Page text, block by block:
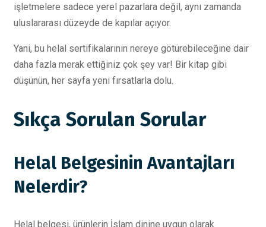
işletmelere sadece yerel pazarlara değil, aynı zamanda
uluslararası düzeyde de kapılar açıyor.
Yani, bu helal sertifikalarının nereye götürebileceğine dair
daha fazla merak ettiğiniz çok şey var! Bir kitap gibi
düşünün, her sayfa yeni fırsatlarla dolu.
Sıkça Sorulan Sorular
Helal Belgesinin Avantajları
Nelerdir?
Helal belgesi, ürünlerin İslam dinine uygun olarak